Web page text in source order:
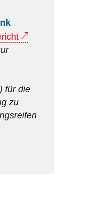
für die
zu